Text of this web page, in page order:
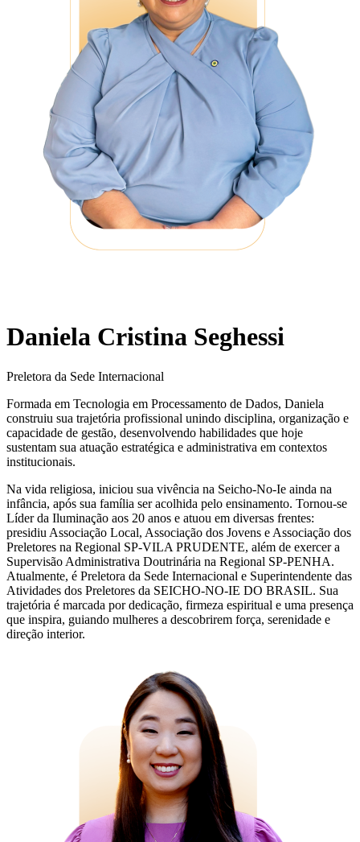
Daniela Cristina Seghessi
Preletora da Sede Internacional
Formada em Tecnologia em Processamento de Dados, Daniela
construiu sua trajetória profissional unindo disciplina, organização e
capacidade de gestão, desenvolvendo habilidades que hoje
sustentam sua atuação estratégica e administrativa em contextos
institucionais.
Na vida religiosa, iniciou sua vivência na Seicho-No-Ie ainda na
infância, após sua família ser acolhida pelo ensinamento. Tornou-se
Líder da Iluminação aos 20 anos e atuou em diversas frentes:
presidiu Associação Local, Associação dos Jovens e Associação dos
Preletores na Regional SP-VILA PRUDENTE, além de exercer a
Supervisão Administrativa Doutrinária na Regional SP-PENHA.
Atualmente, é Preletora da Sede Internacional e Superintendente das
Atividades dos Preletores da SEICHO-NO-IE DO BRASIL. Sua
trajetória é marcada por dedicação, firmeza espiritual e uma presença
que inspira, guiando mulheres a descobrirem força, serenidade e
direção interior.